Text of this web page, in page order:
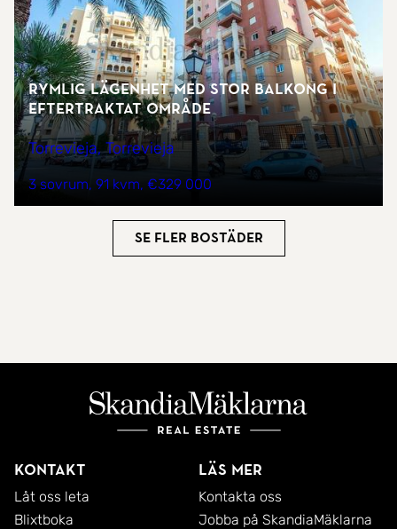
Rymlig lägenhet med stor balkong i
eftertraktat område
Torrevieja, Torrevieja
3 sovrum 91 kvm €329 000
Se fler bostäder
Kontakt
Låt oss leta
Blixtboka
Läs mer
Kontakta oss
Jobba på SkandiaMäklarna